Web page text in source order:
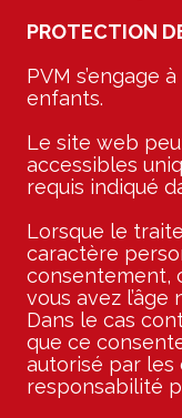
PROTECTION
PVM s’engage
enfants.
Le site web
accessibles
requis indiqué
Lorsque le
caractère
consentement,
vous avez l’âge
Dans le cas
que ce
autorisé par
responsabilité